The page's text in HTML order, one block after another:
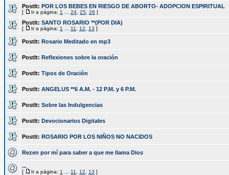
PostIt: POR LOS BEBES EN RIESGO DE ABORTO- ADOPCION ESPIRITUAL
[ Ir a página: 1 24 25 26 ]
PostIt: SANTO ROSARIO **(POR DIA)
[ Ir a página: 1 11 12 13 ]
PostIt: Rosario Meditado en mp3
PostIt: Reflexiones sobre la oración
PostIt: Tipos de Oración
PostIt: ANGELUS **6 A.M. - 12 P.M. y 6 P.M.
PostIt: Sobre las Indulgencias
PostIt: Devocionarios Digitales
PostIt: ROSARIO POR LOS NIÑOS NO NACIDOS
Rezen por mí para saber a que me llama Dios
...
[ Ir a página: 1 11 12 13 ]